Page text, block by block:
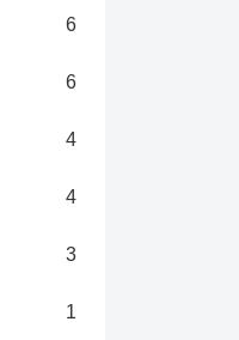
6
6
4
4
3
1